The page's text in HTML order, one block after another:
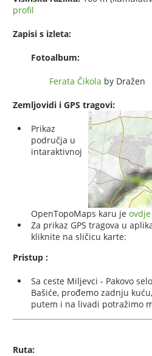
profil
Zapisi s izleta:
Fotoalbum:
Ferata Čikola by Dražen
Zemljovidi i GPS tragovi:
Prikaz
područja u
intaraktivnoj
OpenTopoMaps karu jeovdje
Za prikaz GPS tragova u
kliknite na sličicu karte:
Pristup :
Sa ceste Miljevci - Pakovo
Bašiće, prođemo zadnju
putem i na livadi potražimo
Ruta: